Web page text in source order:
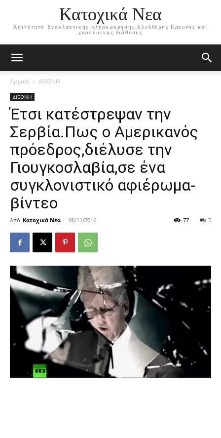
Κατοχικά Νεα
Κοινότητα Εναλλακτικής πληροφόρησης,Ελεύθερης Ερευνας και
χαρούμενης διάθεσης
Αρχική ΔΙΕΘΝΗ
ΔΙΕΘΝΗ
Έτσι κατέστρεψαν την
Σερβία.Πως ο Αμερικανός
πρόεδρος,διέλυσε την
Γιουγκοσλαβία,σε ένα
συγκλονιστικό αφιέρωμα-
βίντεο
Από Κατοχικά Νέα - 06/11/2016 5
77